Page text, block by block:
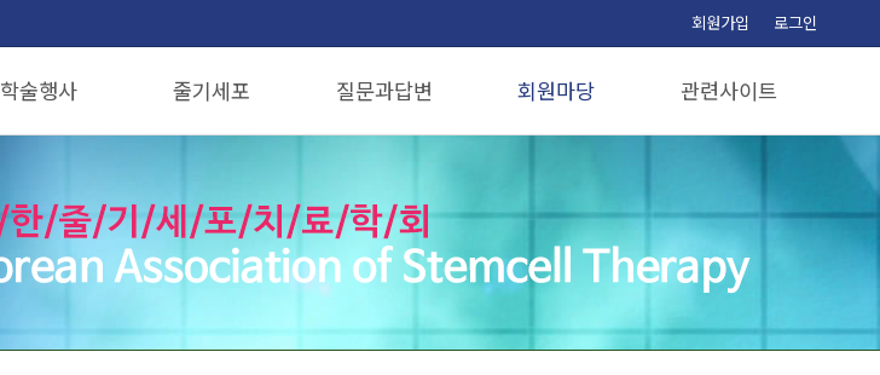
회원가입 로그인
학술행사
학회동영상
줄기세포
줄기세포를 이용한 시술
줄기세포치료 전후사진
줄기세포 무릎치료
질문과답변 회원마당
자유게시판
정회원공간
관련사이트